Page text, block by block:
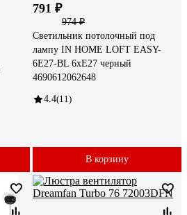
791 ₽
974 ₽
Светильник потолочный под
лампу IN HOME LOFT EASY-
6E27-BL 6хЕ27 черный
4690612062648
4.4(11)
В корзину